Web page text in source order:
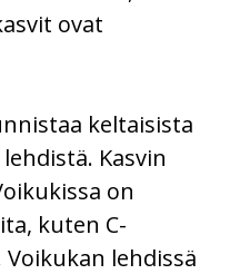
ovat
keltaisista
Kasvin
on
kuten C-
lehdissä